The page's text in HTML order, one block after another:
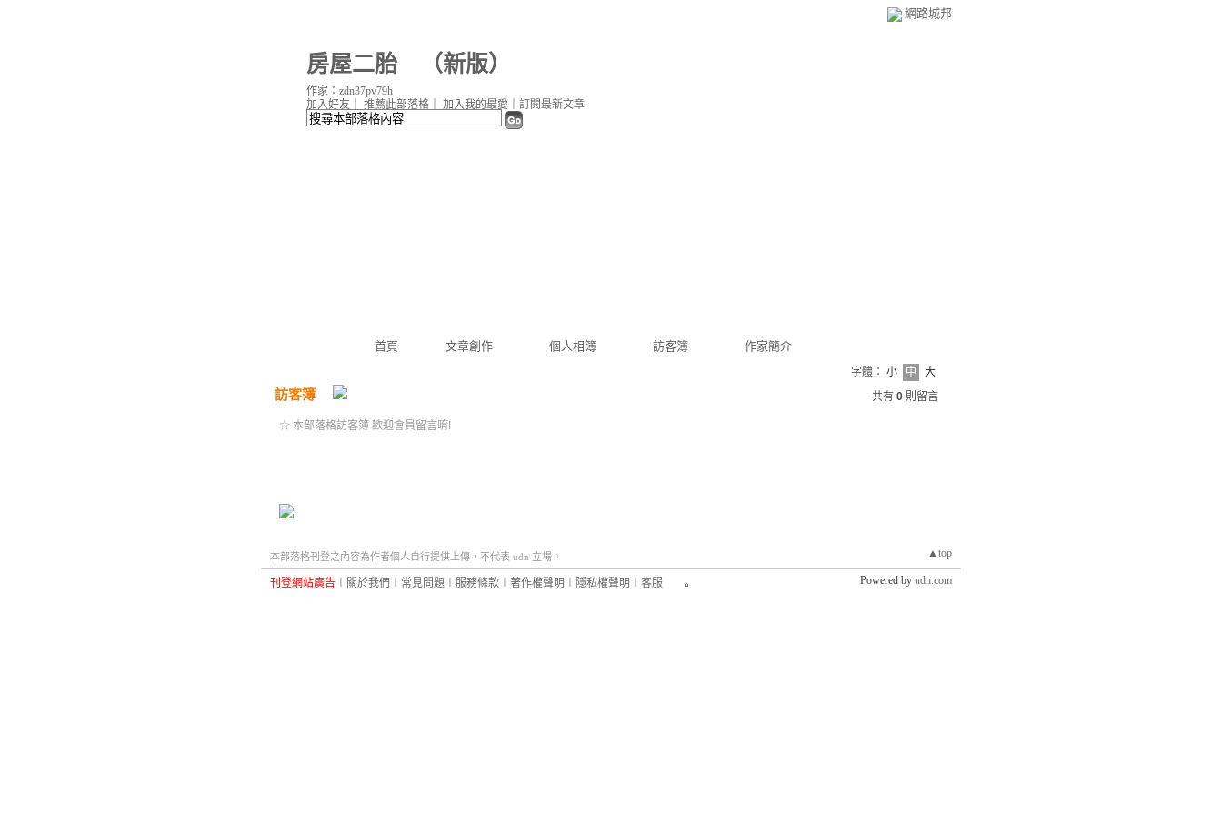
網路城邦
房屋二胎 （新版）
首頁 文章創作 個人相簿 訪客簿 作家簡介
加入好友 推薦此部落格 加入我的最愛 訂閱最新文章
作家：zdn37pv79h
字體： 小 中 大
訪客簿 共有 0 則留言
☆ 本部落格訪客簿 歡迎會員留言唷!
▲top
本部落格刊登之內容為作者個人自行提供上傳，不代表 udn 立場。
刊登網站廣告 關於我們 常見問題 服務條款 著作權聲明 隱私權聲明 客服 Powered by udn.com